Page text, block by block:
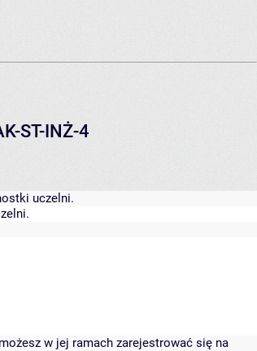
ST-INŻ-4
uczelni.
w jej ramach zarejestrować się na